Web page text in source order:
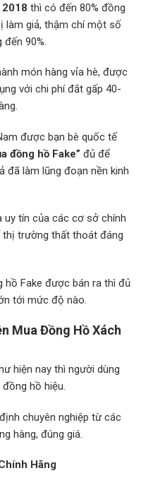
thì có đến 80% đồng
làm giả, thậm chí một số
90%.
món hàng vỉa hè, được
với chi phí đắt gấp 40-
được bạn bè quốc tế
đồng hồ Fake” đủ để
đã làm lũng đoạn nền kinh
uy tín của các cơ sở chính
thị trường thất thoát đáng
hồ Fake được bán ra thì đủ
tới mức độ nào.
Mua Đồng Hồ Xách
hiện nay thì người dùng
hồ hiệu.
chuyên nghiệp từ các
hàng, đúng giá.
Hãng